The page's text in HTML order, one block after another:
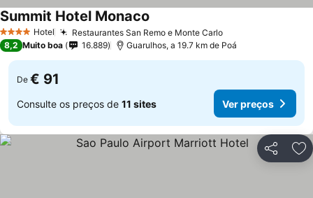
4 EstrelasHotel Restaurantes San Remo e Monte Carlo
Summit Hotel Monaco
8,2 Muito boa 16.889 Guarulhos, a 19.7 km de Poá
De € 91
Consulte os preços de 11 sites Ver preços
Partilhar